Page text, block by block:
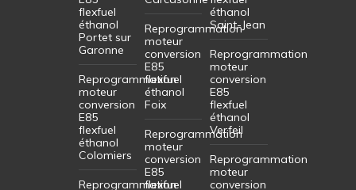
flexfuel
éthanol
Portet sur
Garonne
Reprogrammation
moteur
conversion
E85
flexfuel
éthanol
Colomiers
Reprogrammation
Reprogrammation
moteur
conversion
E85
flexfuel
éthanol
Foix
Reprogrammation
moteur
conversion
E85
flexfuel
éthanol
Saint-Jean
Reprogrammation
moteur
conversion
E85
flexfuel
éthanol
Verfeil
Reprogrammation
moteur
conversion